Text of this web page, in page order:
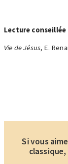
Lecture conseillée
Vie de Jésus, E.
Si vous